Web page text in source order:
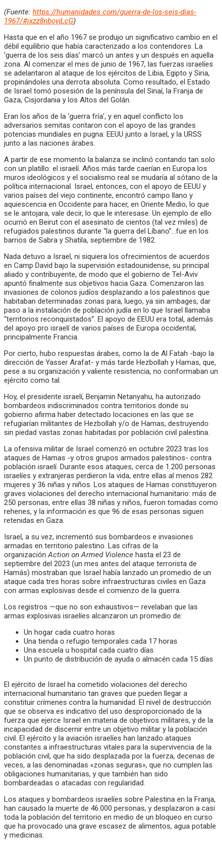
(Fuente: https://humanidades.com/guerra-de-los-seis-dias-
1967/#ixzz8nboyjLcG)
Hasta que en el año 1967 se produjo un significativo cambio en el
débil equilibrio que había caracterizado a los contendores. La
‘guerra de los seis días’ marcó un antes y un después en aquella
zona. Al comenzar el mes de junio de 1967, las fuerzas israelíes
se adelantaron al ataque de los ejércitos de Libia, Egipto y Siria,
propinándoles una derrota absoluta. Como resultado, el Estado
de Israel tomó posesión de la península del Sinaí, la Franja de
Gaza, Cisjordania y los Altos del Golán.
Eran los años de la ‘guerra fría’, y en aquel conflicto los
adversarios semitas contaron con el apoyo de las grandes
potencias mundiales en pugna: EEUU junto a Israel, y la URSS
junto a las naciones árabes.
A partir de ese momento la balanza se inclinó contando tan solo
con un platillo: el israelí. Años más tarde caerían en Europa los
muros ideológicos y el socialismo real se mudaría al sótano de la
política internacional. Israel, entonces, con el apoyo de EEUU y
varios países del viejo continente, encontró campo llano y
aquiescencia en Occidente para hacer, en Oriente Medio, lo que
se le antojara, vale decir, lo que le interesase. Un ejemplo de ello
ocurrió en Beirut con el asesinato de cientos (tal vez miles) de
refugiados palestinos durante “la guerra del Líbano”…fue en los
barrios de Sabra y Shatila, septiembre de 1982.
Nada detuvo a Israel, ni siquiera los ofrecimientos de acuerdos
en Camp David bajo la supervisión estadounidense, su principal
aliado y contribuyente, de modo que el gobierno de Tel-Aviv
apuntó finalmente sus objetivos hacia Gaza. Comenzaron las
invasiones de colonos judíos desplazando a los palestinos que
habitaban determinadas zonas para, luego, ya sin ambages, dar
paso a la instalación de población judía en lo que Israel llamaba
“territorios reconquistados”. El apoyo de EEUU era total, además
del apoyo pro israelí de varios países de Europa occidental,
principalmente Francia.
Por cierto, hubo respuestas árabes, como la de Al Fatah -bajo la
dirección de Yasser Arafat- y más tarde Hezbollah y Hamas, que,
pese a su organización y valiente resistencia, no conformaban un
ejército como tal.
Hoy, el presidente israelí, Benjamin Netanyahu, ha autorizado
bombardeos indiscriminados contra territorios donde su
gobierno afirma haber detectado locaciones en las que se
refugiarían militantes de Hezbollah y/o de Hamas, destruyendo
sin piedad vastas zonas habitadas por población civil palestina.
La ofensiva militar de Israel comenzó en octubre 2023 tras los
ataques de Hamas -y otros grupos armados palestinos- contra
población israelí. Durante esos ataques, cerca de 1.200 personas
israelíes y extranjeras perdieron la vida, entre ellas al menos 282
mujeres y 36 niñas y niños. Los ataques de Hamas constituyeron
graves violaciones del derecho internacional humanitario: más de
250 personas, entre ellas 38 niñas y niños, fueron tomadas como
rehenes, y la información es que 96 de esas personas siguen
retenidas en Gaza.
Israel, a su vez, incrementó sus bombardeos e invasiones
armadas en territorio palestino. Las cifras de la
organizaciónAction on Armed Violence hasta el 23 de
septiembre del 2023 (un mes antes del ataque terrorista de
Hamás) mostraban que Israel había lanzado un promedio de un
ataque cada tres horas sobre infraestructuras civiles en Gaza
con armas explosivas desde el comienzo de la guerra.
Los registros —que no son exhaustivos— revelaban que las
armas explosivas israelíes alcanzaron un promedio de:
Un hogar cada cuatro horas
Una tienda o refugio temporales cada 17 horas
Una escuela u hospital cada cuatro días
Un punto de distribución de ayuda o almacén cada 15 días
El ejército de Israel ha cometido violaciones del derecho
internacional humanitario tan graves que pueden llegar a
constituir crímenes contra la humanidad. El nivel de destrucción
que se observa es indicativo del uso desproporcionado de la
fuerza que ejerce Israel en materia de objetivos militares, y de la
incapacidad de discernir entre un objetivo militar y la población
civil. El ejército y la aviación israelíes han lanzado ataques
constantes a infraestructuras vitales para la supervivencia de la
población civil, que ha sido desplazada por la fuerza, decenas de
veces, a las denominadas «zonas seguras», que no cumplen las
obligaciones humanitarias, y que también han sido
bombardeadas o atacadas con regularidad.
Los ataques y bombardeos israelíes sobre Palestina en la Franja,
han causado la muerte de 46.000 personas, y desplazaron a casi
toda la población del territorio en medio de un bloqueo en curso
que ha provocado una grave escasez de alimentos, agua potable
y medicinas.